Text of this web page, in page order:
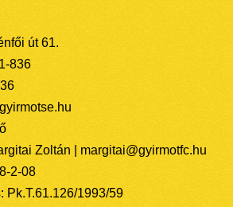
út 61.
836
Zoltán | margitai@gyirmotfc.hu
2-08
Pk.T.61.126/1993/59